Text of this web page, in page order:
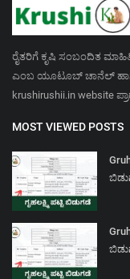
ರೈತರಿಗೆ ಕೃಷಿ ಸಂಬಂದಿತ
ಎಂಬ ಯೂಟೂಬ್ ಚಾನೆಲ್
krushirushii.in website
MOST VIEWED POSTS